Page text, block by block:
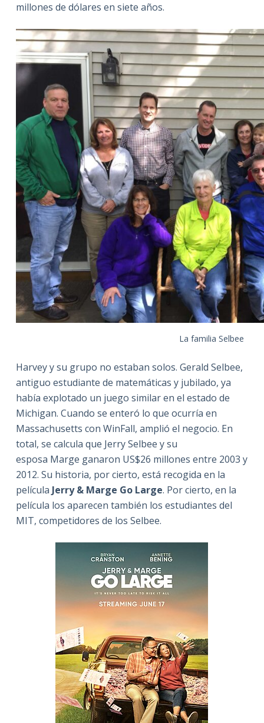
millones de dólares en siete años.
La familia Selbee
Harvey y su grupo no estaban solos. Gerald Selbee,
antiguo estudiante de matemáticas y jubilado, ya
había explotado un juego similar en el estado de
Michigan. Cuando se enteró lo que ocurría en
Massachusetts con WinFall, amplió el negocio. En
total, se calcula que Jerry Selbee y su
esposa Marge ganaron US$26 millones entre 2003 y
2012. Su historia, por cierto, está recogida en la
película Jerry & Marge Go Large. Por cierto, en la
película los aparecen también los estudiantes del
MIT, competidores de los Selbee.